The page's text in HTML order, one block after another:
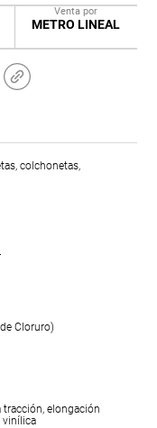
Venta por
METRO LINEAL
colchonetas,
Cloruro)
tracción, elongación
vinílica